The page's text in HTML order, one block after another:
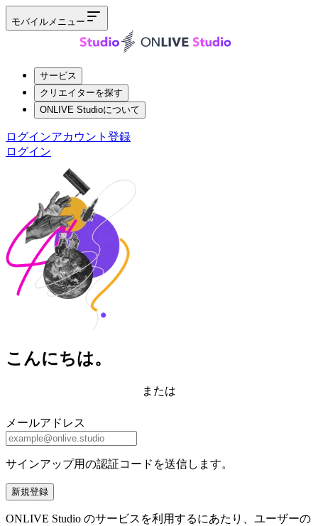
モバイルメニュー
サービス
クリエイターを探す
ONLIVE Studioについて
ログインアカウント登録
ログイン
こんにちは。
または
メールアドレス
サインアップ用の認証コードを送信します。
新規登録
ONLIVE Studio のサービスを利用するにあたり、ユーザーの